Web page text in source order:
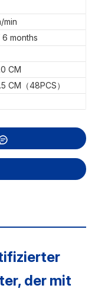
min
months
CM
CM（48PCS）
der mit